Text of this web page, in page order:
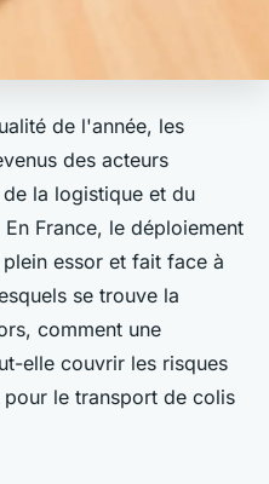
de l'année, les
des acteurs
la logistique et du
France, le déploiement
essor et fait face à
se trouve la
comment une
elle couvrir les risques
le transport de colis